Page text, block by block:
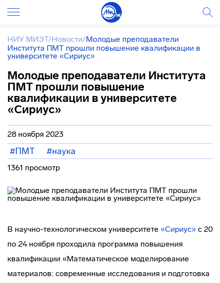
НИУ МИЭТ/Новости/Молодые преподаватели
Института ПМТ прошли повышение квалификации в
университете «Сириус»
Молодые преподаватели Института
ПМТ прошли повышение
квалификации в университете
«Сириус»
28 ноября 2023
#ПМТ #наука
1361 просмотр
В научно-технологическом университете «Сириус» с 20
по 24 ноября проходила программа повышения
квалификации «Математическое моделирование
материалов: современные исследования и подготовка